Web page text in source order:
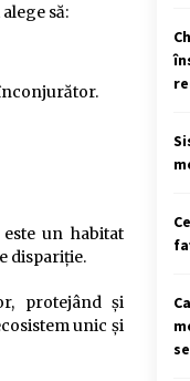
să:
un habitat
dispariție.
protejând și
unic și